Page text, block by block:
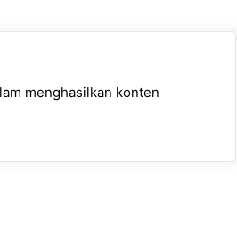
menghasilkan konten